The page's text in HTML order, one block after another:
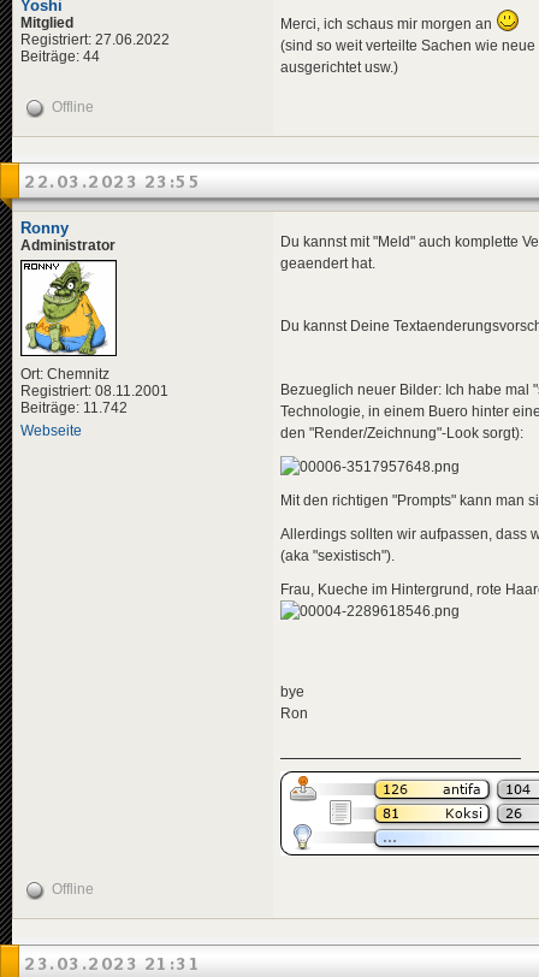
Yoshi
Mitglied
Registriert: 27.06.2022
Beiträge: 44
Merci, ich schaus mir morgen an
(sind so weit verteilte Sachen wie
ausgerichtet usw.)
Offline
22.03.2023 23:55
Ronny
Administrator
Ort: Chemnitz
Registriert: 08.11.2001
Beiträge: 11.742
Webseite
Du kannst mit "Meld" auch komplette
geaendert hat.
Du kannst Deine
Bezueglich neuer Bilder: Ich habe mal
Technologie, in einem Buero hinter
den "Render/Zeichnung"-Look sorgt):
Mit den richtigen "Prompts" kann man
Allerdings sollten wir aufpassen, dass
(aka "sexistisch").
Frau, Kueche im Hintergrund, rote
bye
Ron
Offline
23.03.2023 21:31